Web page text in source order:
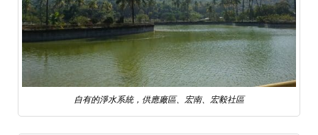
自有的淨水系統，供應廠區、宏南、宏毅社區